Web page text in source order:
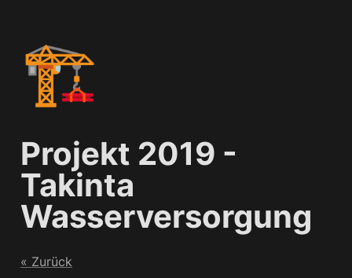
🏗️
Projekt 2019 -
Takinta
Wasserversorgung
« Zurück